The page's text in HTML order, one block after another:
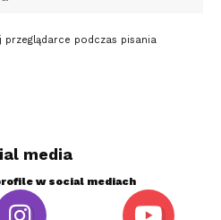
podczas pisania
media
w social mediach